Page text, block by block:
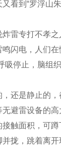
到“罗浮山
专打不孝之
闪电，人们
吸停止，脑组
是静止的，
避雷设备的
触面积，可
拢，跳着离